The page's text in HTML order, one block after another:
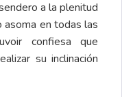
a la plenitud
asoma en todas las
confiesa que
su inclinación